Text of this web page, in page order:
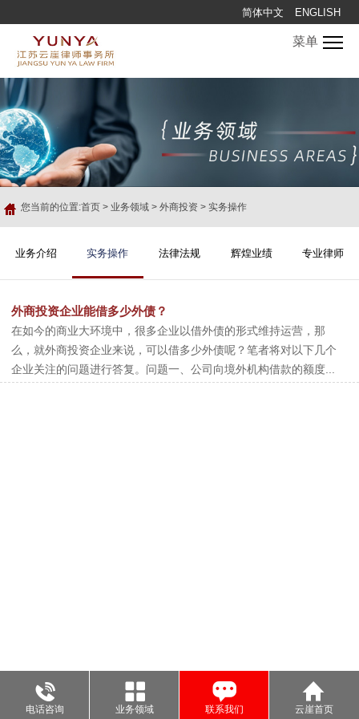
简体中文 ENGLISH
菜单
您当前的位置:首页 > 业务领域 > 外商投资 > 实务操作
业务介绍 实务操作 法律法规 辉煌业绩 专业律师
外商投资企业能借多少外债？
在如今的商业大环境中，很多企业以借外债的形式维持运营，那
么，就外商投资企业来说，可以借多少外债呢？笔者将对以下几个
企业关注的问题进行答复。问题一、公司向境外机构借款的额度...
电话咨询 业务领域 联系我们 云崖首页